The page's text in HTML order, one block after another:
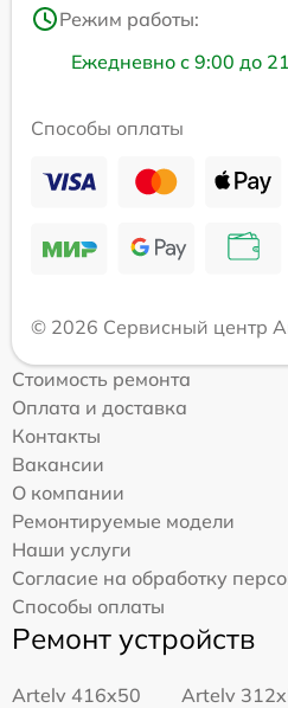
Режим работы:
Ежедневно с 9:00 до
Способы оплаты
© 2026 Сервисный центр
Стоимость ремонта
Оплата и доставка
Контакты
Вакансии
О компании
Ремонтируемые модели
Наши услуги
Согласие на обработку
Способы оплаты
Ремонт устройств
Artelv 416x50
Artelv